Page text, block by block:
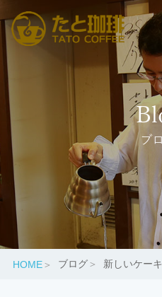
ブ
HOME ブログ 新しいケー